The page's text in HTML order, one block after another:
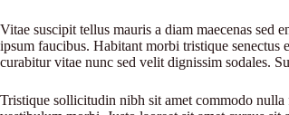
Vitae suscipit tellus mauris a diam maecenas sed
ipsum faucibus. Habitant morbi tristique senectus
curabitur vitae nunc sed velit dignissim sodales.
Tristique sollicitudin nibh sit amet commodo